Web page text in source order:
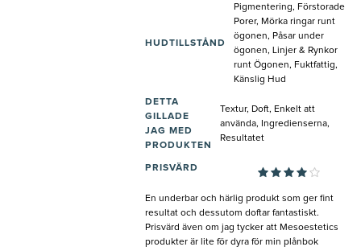
HUDTILLSTÅND
Pigmentering, Förstorade
Porer, Mörka ringar runt
ögonen, Påsar under
ögonen, Linjer & Rynkor
runt Ögonen, Fuktfattig,
Känslig Hud
DETTA
GILLADE
JAG MED
PRODUKTEN
Textur, Doft, Enkelt att
använda, Ingredienserna,
Resultatet
PRISVÄRD
En underbar och härlig produkt som ger fint
resultat och dessutom doftar fantastiskt.
Prisvärd även om jag tycker att Mesoestetics
produkter är lite för dyra för min plånbok